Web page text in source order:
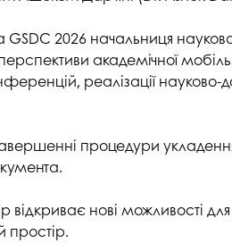
діяльність
Центр
4.0
освітнього
Навчально-
GSDC 2026 начальниця
академічної
реалізації науково-
процедури
відкриває нові можливості
простір.